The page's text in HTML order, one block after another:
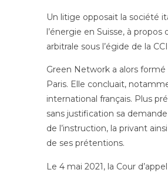
Un litige opposait la société
l’énergie en Suisse, à
arbitrale sous l’égide de la
Green Network a alors
Paris. Elle concluait,
international français. Plus
sans justification sa
de l’instruction, la privant
de ses prétentions.
Le 4 mai 2021, la Cour